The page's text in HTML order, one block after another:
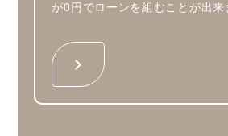
が0円でローンを組むことが出来